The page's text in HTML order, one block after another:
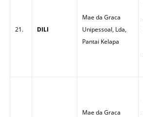
21. DILI
Mae da Graca
Unipessoal, Lda,
Pantai Kelapa
Mae da Graca